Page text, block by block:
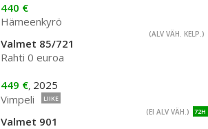
440 €
Hämeenkyrö
(ALV VÄH. KELP.)
Valmet 85/721
Rahti 0 euroa
449 €, 2025
Vimpeli
LIIKE
72H
(EI ALV VÄH.)
Valmet 901